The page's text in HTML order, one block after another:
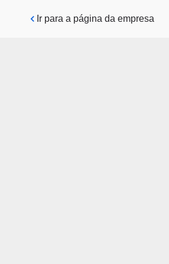
Pular para o conteúdo principal
Ir para a página da empresa